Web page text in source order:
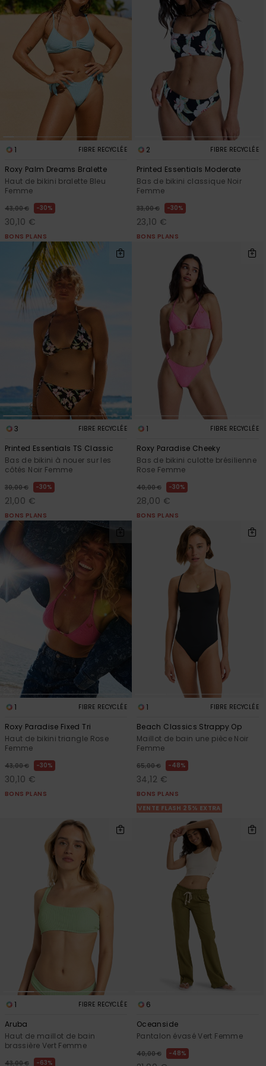
Accessoires
néoprène
Vêtements
Accessoires
Chaussures
1 FIBRE RECYCLÉE
Roxy Palm Dreams Bralette
Haut de bikini bralette Bleu
Femme
43,00 € 30%
30,10 €
BONS PLANS
2 FIBRE RECYCLÉE
Printed Essentials Moderate
Bas de bikini classique Noir
Femme
33,00 € 30%
23,10 €
BONS PLANS
3 FIBRE RECYCLÉE
Printed Essentials TS Classic
Bas de bikini à nouer sur les
côtés Noir Femme
30,00 € 30%
21,00 €
BONS PLANS
1 FIBRE RECYCLÉE
Roxy Paradise Cheeky
Bas de bikini culotte brésilienne
Rose Femme
40,00 € 30%
28,00 €
BONS PLANS
1 FIBRE RECYCLÉE
Roxy Paradise Fixed Tri
Haut de bikini triangle Rose
Femme
43,00 € 30%
30,10 €
BONS PLANS
1 FIBRE RECYCLÉE
Beach Classics Strappy Op
Maillot de bain une pièce Noir
Femme
65,00 € 48%
34,12 €
BONS PLANS
VENTE FLASH 25% EXTRA
1 FIBRE RECYCLÉE
Aruba
Haut de maillot de bain
brassière Vert Femme
43,00 € 63%
6
Oceanside
Pantalon évasé Vert Femme
40,00 € 48%